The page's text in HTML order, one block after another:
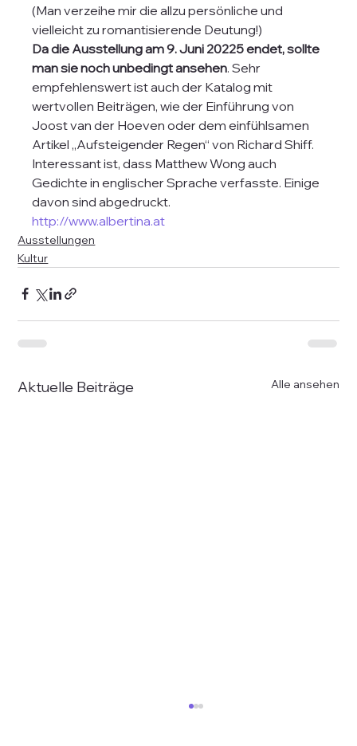
(Man verzeihe mir die allzu persönliche und
vielleicht zu romantisierende Deutung!)
Da die Ausstellung am 9. Juni 20225 endet, sollte
man sie noch unbedingt ansehen. Sehr
empfehlenswert ist auch der Katalog mit
wertvollen Beiträgen, wie der Einführung von
Joost van der Hoeven oder dem einfühlsamen
Artikel „Aufsteigender Regen“ von Richard Shiff.
Interessant ist, dass Matthew Wong auch
Gedichte in englischer Sprache verfasste. Einige
davon sind abgedruckt.
http://www.albertina.at
Ausstellungen
Kultur
Aktuelle Beiträge Alle ansehen